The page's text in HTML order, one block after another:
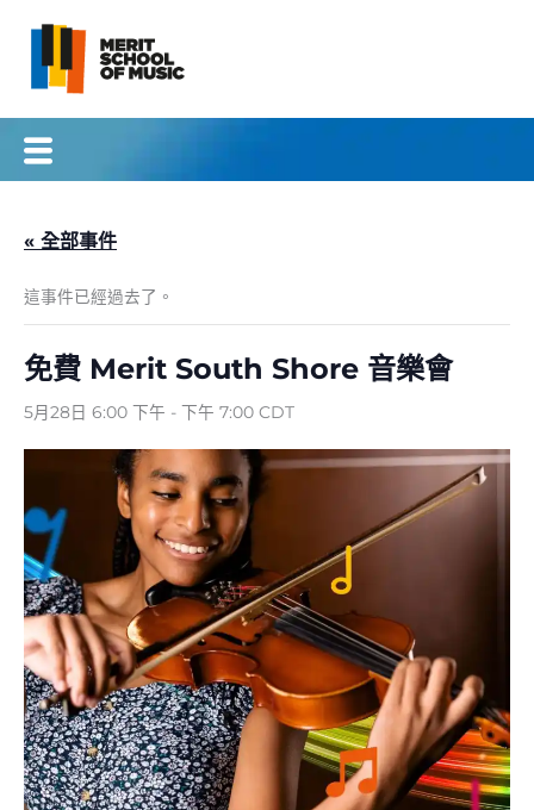
« 全部事件
這事件已經過去了。
免費 Merit South Shore 音樂會
5月28日 6:00 下午 - 下午 7:00 CDT